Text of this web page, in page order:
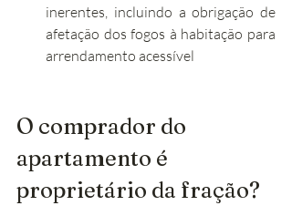
inerentes, incluindo a obrigação de
afetação dos fogos à habitação para
arrendamento acessível
O comprador do
apartamento é
proprietário da fração?